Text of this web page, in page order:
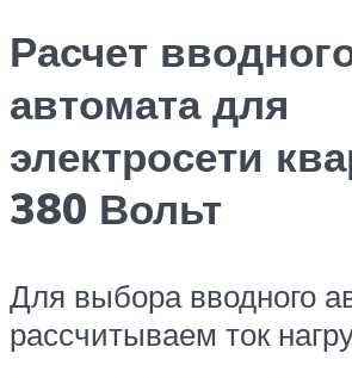
Расчет
автомата для
электросети
380 Вольт
Для выбора вводного
рассчитываем ток